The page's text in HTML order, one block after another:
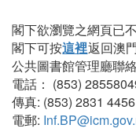
閣下欲瀏覽之網頁已不
閣下可按這裡返回澳
公共圖書館管理廳聯
電話： (853)
傳真: (853) 2831 4456
電郵: